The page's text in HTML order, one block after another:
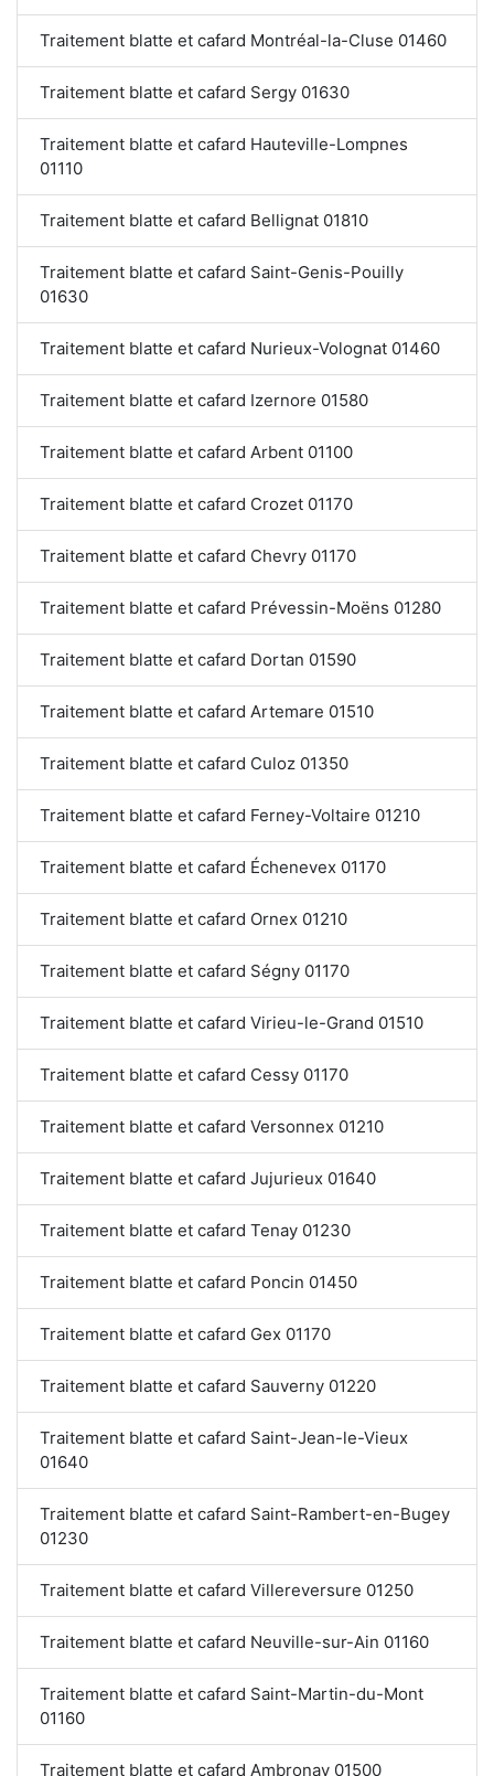
Traitement blatte et cafard Montréal-la-Cluse 01460
Traitement blatte et cafard Sergy 01630
Traitement blatte et cafard Hauteville-Lompnes
01110
Traitement blatte et cafard Bellignat 01810
Traitement blatte et cafard Saint-Genis-Pouilly
01630
Traitement blatte et cafard Nurieux-Volognat 01460
Traitement blatte et cafard Izernore 01580
Traitement blatte et cafard Arbent 01100
Traitement blatte et cafard Crozet 01170
Traitement blatte et cafard Chevry 01170
Traitement blatte et cafard Prévessin-Moëns 01280
Traitement blatte et cafard Dortan 01590
Traitement blatte et cafard Artemare 01510
Traitement blatte et cafard Culoz 01350
Traitement blatte et cafard Ferney-Voltaire 01210
Traitement blatte et cafard Échenevex 01170
Traitement blatte et cafard Ornex 01210
Traitement blatte et cafard Ségny 01170
Traitement blatte et cafard Virieu-le-Grand 01510
Traitement blatte et cafard Cessy 01170
Traitement blatte et cafard Versonnex 01210
Traitement blatte et cafard Jujurieux 01640
Traitement blatte et cafard Tenay 01230
Traitement blatte et cafard Poncin 01450
Traitement blatte et cafard Gex 01170
Traitement blatte et cafard Sauverny 01220
Traitement blatte et cafard Saint-Jean-le-Vieux
01640
Traitement blatte et cafard Saint-Rambert-en-Bugey
01230
Traitement blatte et cafard Villereversure 01250
Traitement blatte et cafard Neuville-sur-Ain 01160
Traitement blatte et cafard Saint-Martin-du-Mont
01160
Traitement blatte et cafard Ambronay 01500